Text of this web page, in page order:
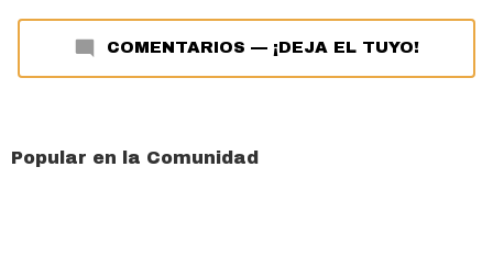
COMENTARIOS — ¡DEJA EL TUYO!
Popular en la Comunidad